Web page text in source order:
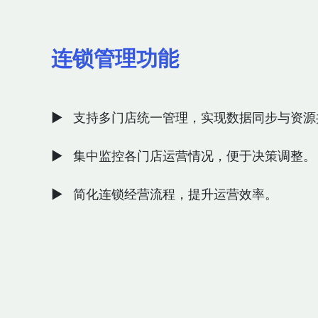
连锁管理功能
▶ 支持多门店统一管理，实现数据同步与资
▶ 集中监控各门店运营情况，便于决策调整。
▶ 简化连锁经营流程，提升运营效率。